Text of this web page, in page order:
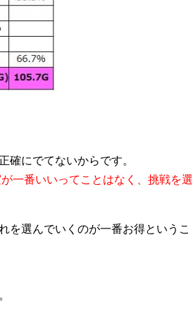
確にでてないからです。
一番いいってことはなく、挑戦を選
を選んでいくのが一番お得というこ